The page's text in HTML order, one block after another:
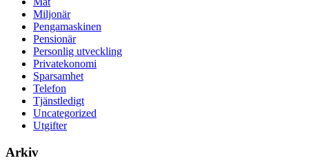
Miljonär
Pengamaskinen
Pensionär
Personlig utveckling
Privatekonomi
Sparsamhet
Telefon
Tjänstledigt
Uncategorized
Utgifter
Arkiv